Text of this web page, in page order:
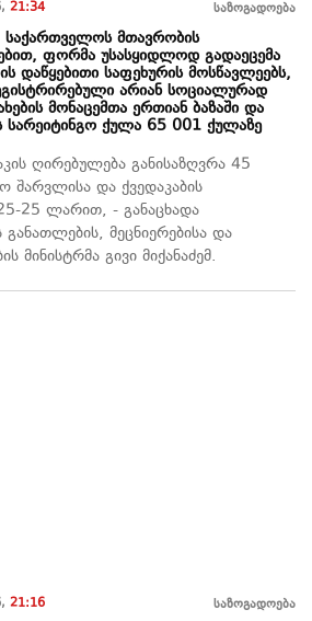
21:34 საზოგადოება
საქართველოს მთავრობის
ფორმა უსასყიდლოდ გადაეცემა
დაწყებითი საფეხურის მოსწავლეებს,
არიან სოციალურად
მონაცემთა ერთიან ბაზაში და
სარეიტინგო ქულა 65 001 ქულაზე
ღირებულება განისაზღვრა 45
და ქვედაკაბის
25 ლარით, - განაცხადა
მეცნიერებისა და
მინისტრმა გივი მიქანაძემ.
21:16 საზოგადოება